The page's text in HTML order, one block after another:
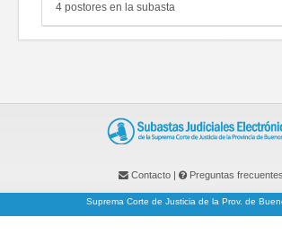
Datos del mueble
N°20 Postor 11574
4 postores en la subasta
Contacto | Preguntas frecuentes
Suprema Corte de Justicia de la Prov. de
Av. 13 entre 47 y 48 - Planta Baja - La Plata - Conmutador: